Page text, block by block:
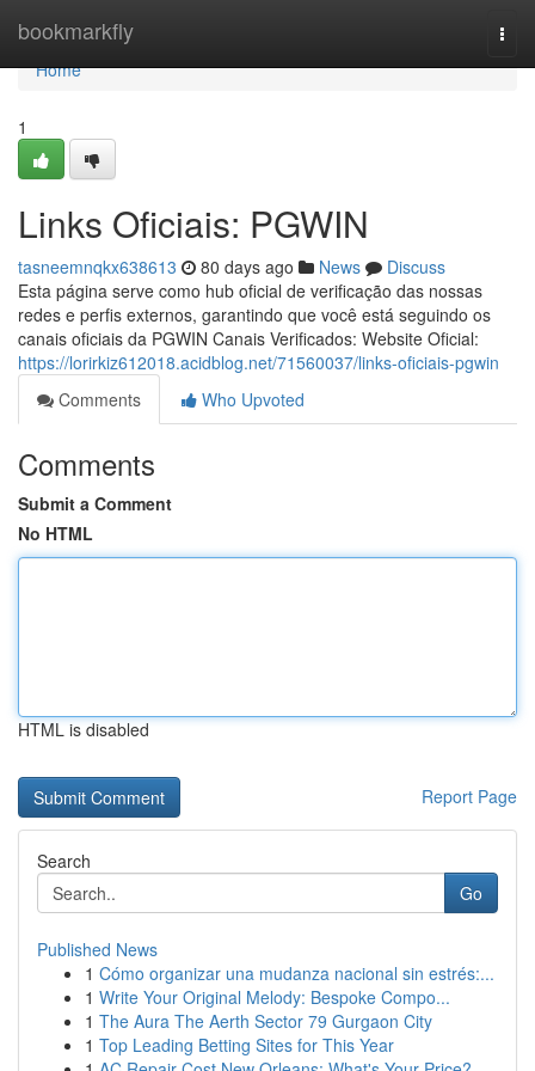
bookmarkfly
Home
Home
1
Links Oficiais: PGWIN
tasneemnqkx638613 80 days ago News
Discuss
Esta página serve como hub oficial de verificação das nossas
redes e perfis externos, garantindo que você está seguindo os
canais oficiais da PGWIN Canais Verificados: Website Oficial:
https://lorirkiz612018.acidblog.net/71560037/links-oficiais-pgwin
Comments
Who Upvoted
Comments
Submit a Comment
No HTML
HTML is disabled
Report Page
Search
Go
Published News
1 Cómo organizar una mudanza nacional sin estrés:...
1 Write Your Original Melody: Bespoke Compo...
1 The Aura The Aerth Sector 79 Gurgaon City
1 Top Leading Betting Sites for This Year